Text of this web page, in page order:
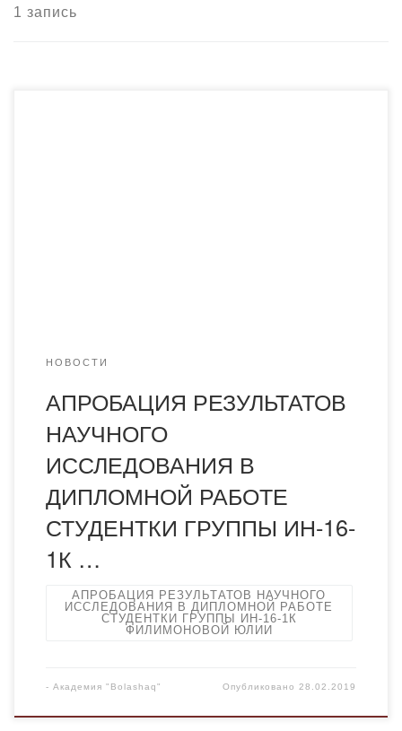
1 запись
НОВОСТИ
АПРОБАЦИЯ РЕЗУЛЬТАТОВ
НАУЧНОГО
ИССЛЕДОВАНИЯ В
ДИПЛОМНОЙ РАБОТЕ
СТУДЕНТКИ ГРУППЫ ИН-16-
1К …
АПРОБАЦИЯ РЕЗУЛЬТАТОВ НАУЧНОГО
ИССЛЕДОВАНИЯ В ДИПЛОМНОЙ РАБОТЕ
СТУДЕНТКИ ГРУППЫ ИН-16-1К
ФИЛИМОНОВОЙ ЮЛИИ
- Академия "Bolashaq" Опубликовано28.02.2019